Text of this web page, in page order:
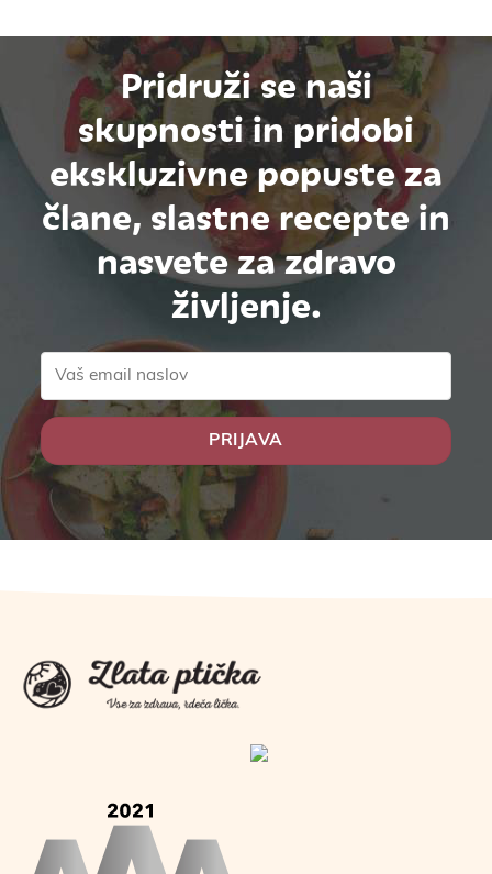
Pridruži se naši
skupnosti in pridobi
ekskluzivne popuste za
člane, slastne recepte in
nasvete za zdravo
življenje.